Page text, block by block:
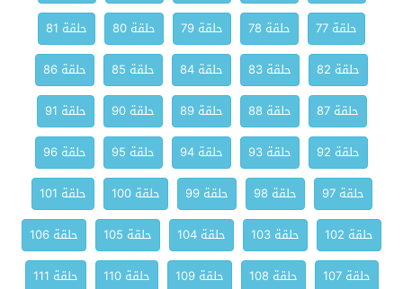
حلقة 77
حلقة 78 حلقة 79 حلقة 80
حلقة 81
حلقة 82
حلقة 83 حلقة 84 حلقة 85
حلقة 86
حلقة 87
حلقة 88 حلقة 89 حلقة 90
حلقة 91
حلقة 92
حلقة 93 حلقة 94 حلقة 95
حلقة 96
حلقة 97
حلقة 98 حلقة 99 حلقة 100
حلقة 101
حلقة 102
حلقة 103 حلقة 104 حلقة 105
حلقة 106
حلقة 107
حلقة 108 حلقة 109 حلقة 110
حلقة 111